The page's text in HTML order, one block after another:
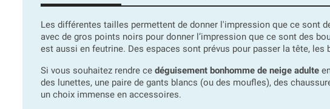
Les différentes tailles permettent de donner l'impression que ce sont
avec de gros points noirs pour donner l’impression que ce sont des
est aussi en feutrine. Des espaces sont prévus pour passer la tête, les
Si vous souhaitez rendre ce déguisement bonhomme de neige adulte
des lunettes, une paire de gants blancs (ou des moufles), des
un choix immense en accessoires.